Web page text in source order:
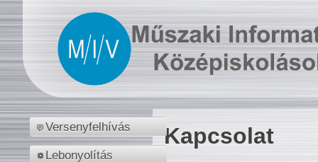
Versenyfelhívás
Lebonyolítás
Kapcsolat